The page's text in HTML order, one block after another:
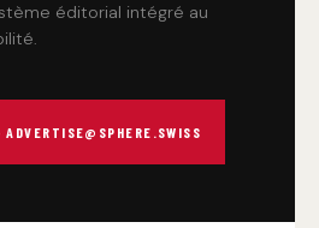
éditorial intégré au